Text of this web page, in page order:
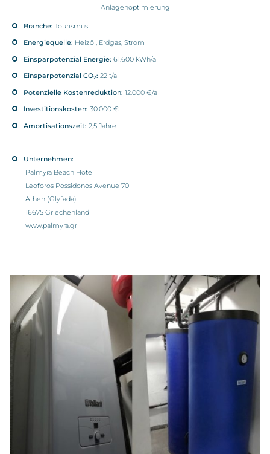
Anlagenoptimierung
Branche: Tourismus
Energiequelle: Heizöl, Erdgas, Strom
Einsparpotenzial Energie: 61.600 kWh/a
Einsparpotenzial CO2: 22 t/a
Potenzielle Kostenreduktion: 12.000 €/a
Investitionskosten: 30.000 €
Amortisationszeit: 2,5 Jahre
Unternehmen:
Palmyra Beach Hotel
Leoforos Possidonos Avenue 70
Athen (Glyfada)
16675 Griechenland
www.palmyra.gr